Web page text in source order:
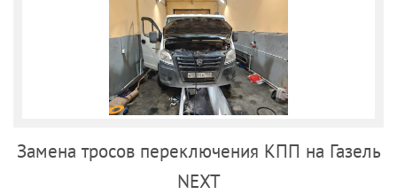
Замена тросов переключения КПП на Газель
NEXT